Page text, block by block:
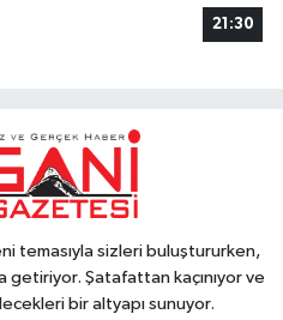
21:30
temasıyla sizleri buluştururken,
getiriyor. Şatafattan kaçınıyor ve
bir altyapı sunuyor.